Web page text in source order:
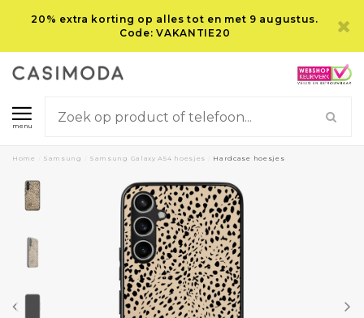
20% extra korting op alles tot en met 9 augustus.
Code: VAKANTIE20
menu
Home Samsung Samsung Galaxy A54 hoesjes Hardcase hoesjes